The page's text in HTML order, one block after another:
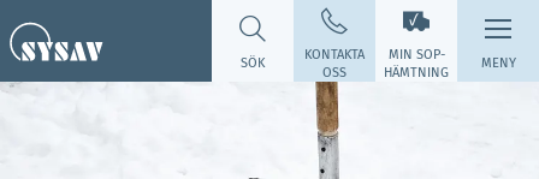
MIN SOP­
HÄMTNING
SÖK
KONTAKTA
OSS
MENY